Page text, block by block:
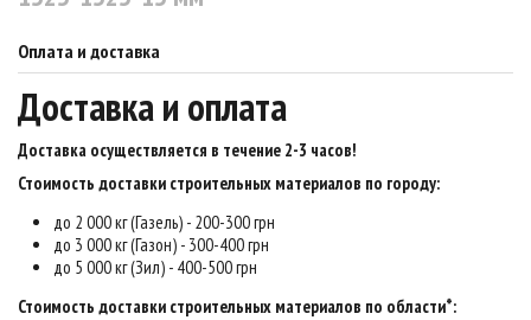
Оплата и доставка
Доставка и оплата
Доставка осуществляется в течение 2-3 часов!
Стоимость доставки строительных материалов по городу:
до 2 000 кг (Газель) - 200-300 грн
до 3 000 кг (Газон) - 300-400 грн
до 5 000 кг (Зил) - 400-500 грн
Стоимость доставки строительных материалов по области*: